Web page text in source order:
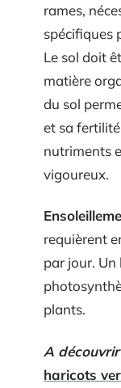
rames,
spécifiques
Le sol doit
matière
du sol
et sa
nutriments
vigoureux.
requièrent
par jour.
plants.
A
haricots